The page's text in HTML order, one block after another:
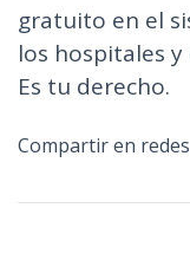
gratuito en el
los hospitales
Es tu derecho.
Compartir en redes